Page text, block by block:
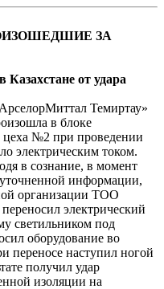
ЗА
от удара
Темиртау»
в блоке
цеха №2 при проведении
электрическим током.
в сознание, в момент
информации,
организации ТОО
электрический
светильником под
оборудование во
переносе наступил ногой
получил удар
изоляции на